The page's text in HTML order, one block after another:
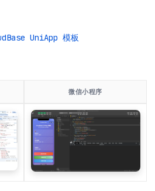
UniApp 模板
微信小程序